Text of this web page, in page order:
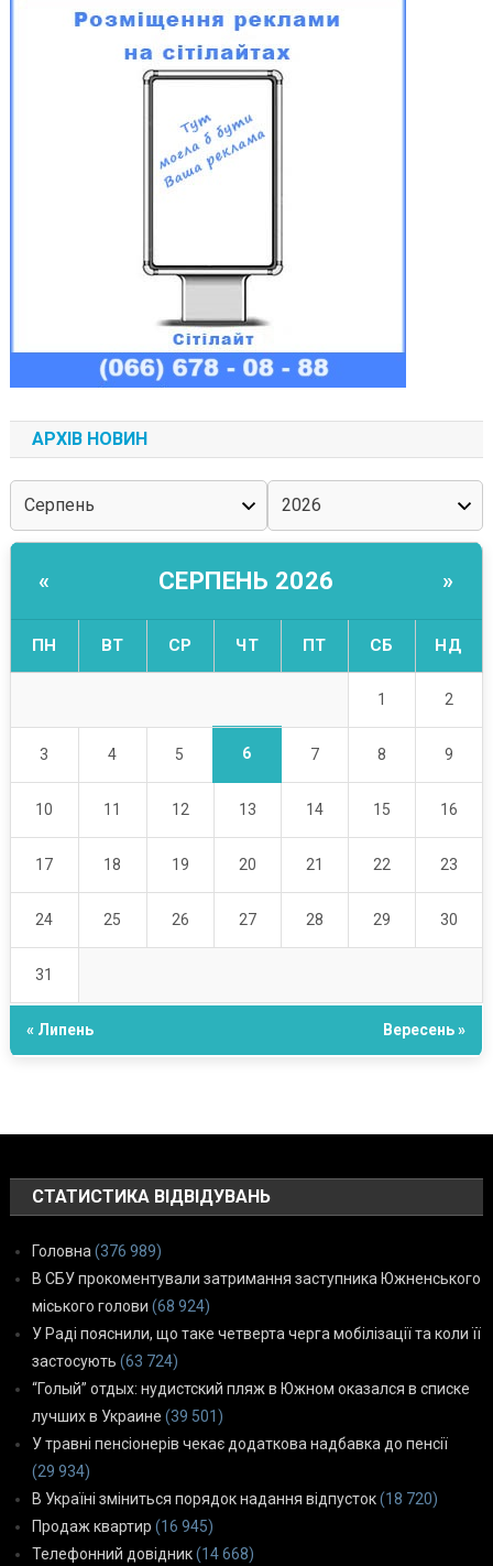
АРХІВ НОВИН
« СЕРПЕНЬ 2026 »
ПН ВТ СР ЧТ ПТ СБ НД
1 2
3 4 5 6 7 8 9
10 11 12 13 14 15 16
17 18 19 20 21 22 23
24 25 26 27 28 29 30
31
« Липень Вересень »
СТАТИСТИКА ВІДВІДУВАНЬ
Головна (376 989)
В СБУ прокоментували затримання заступника Южненського
міського голови (68 924)
У Раді пояснили, що таке четверта черга мобілізації та коли її
застосують (63 724)
“Голый” отдых: нудистский пляж в Южном оказался в списке
лучших в Украине (39 501)
У травні пенсіонерів чекає додаткова надбавка до пенсії
(29 934)
В Україні зміниться порядок надання відпусток(18 720)
Продаж квартир (16 945)
Телефонний довідник(14 668)